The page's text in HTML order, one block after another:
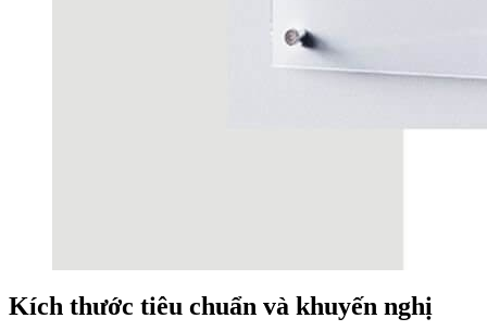
Kích thước tiêu chuẩn và khuyến nghị